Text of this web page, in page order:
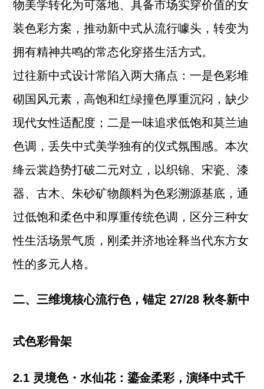
物美学转化为可落地、具备市场实穿价值的女
装色彩方案，推动新中式从流行噱头，转变为
拥有精神共鸣的常态化穿搭生活方式。
过往新中式设计常陷入两大痛点：一是色彩堆
砌国风元素，高饱和红绿撞色厚重沉闷，缺少
现代女性适配度；二是一味追求低饱和莫兰迪
色调，丢失中式美学独有的仪式氛围感。本次
绛云裳趋势打破二元对立，以织锦、宋瓷、漆
器、古木、朱砂矿物颜料为色彩溯源基底，通
过低饱和柔色中和厚重传统色调，区分三种女
性生活场景气质，刚柔并济地诠释当代东方女
性的多元人格。
二、三维境核心流行色，锚定 27/28 秋冬新中
式色彩骨架
2.1 灵境色・水仙花：鎏金柔彩，演绎中式千